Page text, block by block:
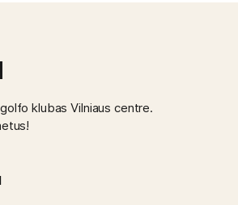
klubas Vilniaus centre.